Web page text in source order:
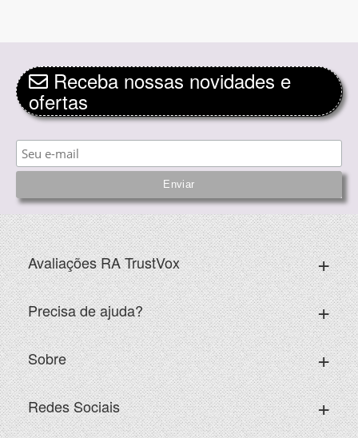
Receba nossas novidades e
ofertas
Avaliações RA TrustVox
Precisa de ajuda?
Sobre
Redes Sociais